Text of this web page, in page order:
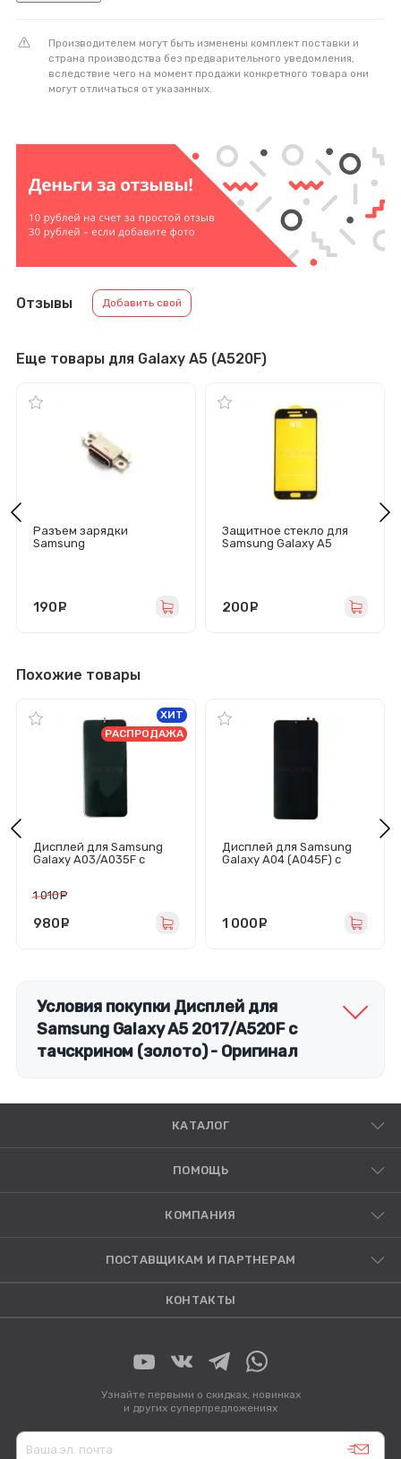
Производителем могут быть изменены комплект поставки и
страна производства без предварительного уведомления,
вследствие чего на момент продажи конкретного товара они
могут отличаться от указанных.
Отзывы Добавить свой
Еще товары для Galaxy A5 (A520F)
Разъем зарядки
Samsung
190
Защитное стекло для
Samsung Galaxy A5
200
Похожие товары
Дисплей для Samsung
Galaxy A03/A035F с
ХИТ
РАСПРОДАЖА
1 010
980
Дисплей для Samsung
Galaxy A04 (A045F) с
1 000
Условия покупки Дисплей для
Samsung Galaxy A5 2017/A520F с
тачскрином (золото) - Оригинал
КАТАЛОГ
ПОМОЩЬ
КОМПАНИЯ
ПОСТАВЩИКАМ И ПАРТНЕРАМ
КОНТАКТЫ
Узнайте первыми о скидках, новинках
и других суперпредложениях